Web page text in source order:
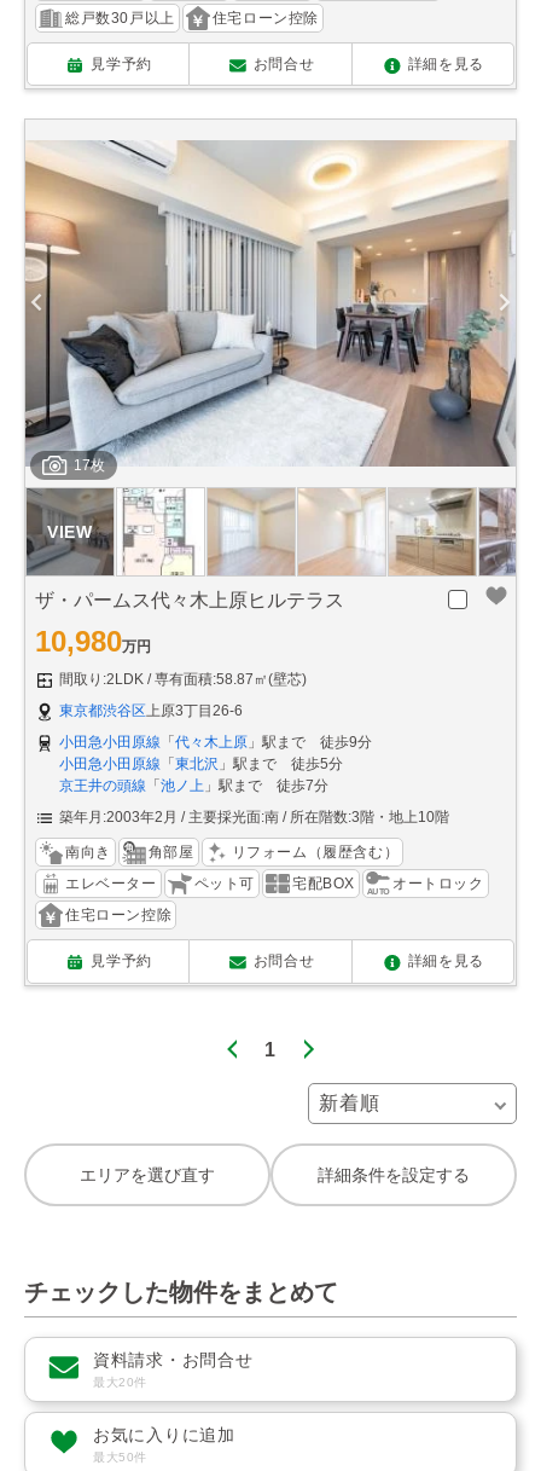
総戸数30戸以上
住宅ローン控除
見学予約 お問合せ 詳細を見る
17枚
ザ・パームス代々木上原ヒルテラス
10,980万円
間取り:2LDK
専有面積:58.87㎡(壁芯)
東京都渋谷区上原3丁目26-6
小田急小田原線 「 代々木上原 」駅まで 徒歩9分
小田急小田原線 「 東北沢 」駅まで 徒歩5分
京王井の頭線 「 池ノ上 」駅まで 徒歩7分
築年月:2003年2月
主要採光面:南 所在階数:3階・地上10階
南向き 角部屋
リフォーム（履歴含む）
エレベーター
ペット可 宅配BOX
オートロック
住宅ローン控除
見学予約 お問合せ 詳細を見る
1
エリアを選び直す 詳細条件を設定する
チェックした物件をまとめて
資料請求・お問合せ
最大20件
お気に入りに追加
最大50件